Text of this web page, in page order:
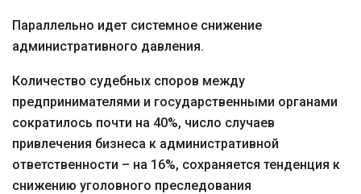
Параллельно идет системное снижение
административного давления.
Количество судебных споров между
предпринимателями и государственными органами
сократилось почти на 40%, число случаев
привлечения бизнеса к административной
ответственности – на 16%, сохраняется тенденция к
снижению уголовного преследования